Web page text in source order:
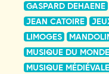
GASPARD DEHAENE
JEAN CATOIRE
LIMOGES
MUSIQUE DU MONDE
MUSIQUE MÉDIÉVALE